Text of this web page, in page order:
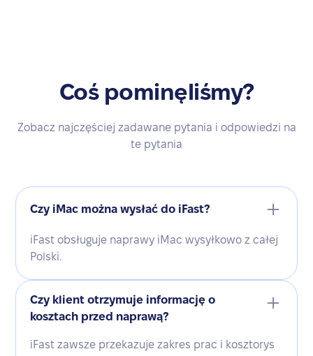
Coś pominęliśmy?
Zobacz najczęściej zadawane pytania i odpowiedzi na
te pytania
Czy iMac można wysłać do iFast?
iFast obsługuje naprawy iMac wysyłkowo z całej
Polski.
Czy klient otrzymuje informację o
kosztach przed naprawą?
iFast zawsze przekazuje zakres prac i kosztorys